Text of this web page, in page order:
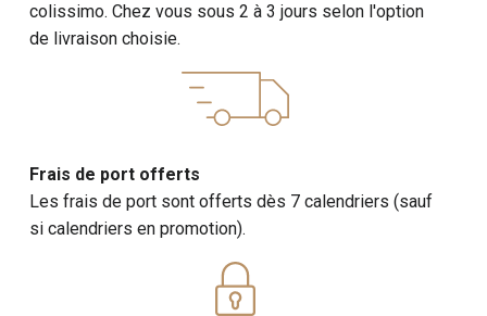
colissimo. Chez vous sous 2 à 3 jours selon l'option
de livraison choisie.
Frais de port offerts
Les frais de port sont offerts dès 7 calendriers (sauf
si calendriers en promotion).